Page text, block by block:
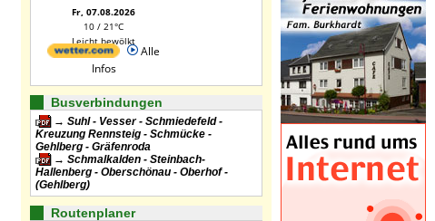
Fr, 07.08.2026
10 / 21°C
Leicht bewölkt
Alle
Infos
Busverbindungen
Suhl - Vesser - Schmiedefeld -
Kreuzung Rennsteig - Schmücke -
Gehlberg - Gräfenroda
Schmalkalden - Steinbach-
Hallenberg - Oberschönau - Oberhof -
(Gehlberg)
Routenplaner